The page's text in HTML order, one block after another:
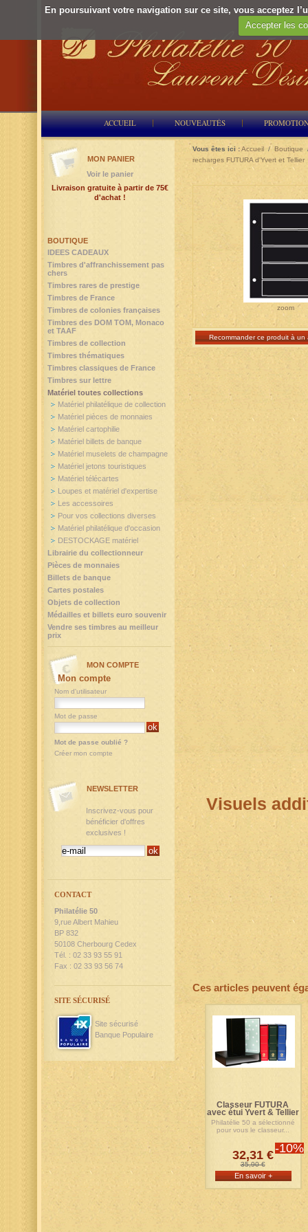
En poursuivant votre navigation sur ce site, vous acceptez
Accepter les
ACCUEIL NOUVEAUTÉS
Vous êtes ici :Accueil / Boutique
recharges FUTURA d'Yvert et Tellier
zoom
Recommander ce produit à un
Visuels
Ces articles peuvent
Classeur FUTURA
avec étui Yvert & Tellier
Philatélie 50 a sélectionné
pour vous le classeur...
32,31 €-10%
35,90 €
En savoir +
BOUTIQUE
IDEES CADEAUX
Timbres d'affranchissement pas
chers
Timbres rares de prestige
Timbres de France
Timbres de colonies françaises
Timbres des DOM TOM, Monaco
et TAAF
Timbres de collection
Timbres thématiques
Timbres classiques de France
Timbres sur lettre
Matériel toutes collections
Matériel philatélique de collection
Matériel pièces de monnaies
Matériel cartophilie
Matériel billets de banque
Matériel muselets de champagne
Matériel jetons touristiques
Matériel télécartes
Loupes et matériel d'expertise
Les accessoires
Pour vos collections diverses
Matériel philatélique d'occasion
DESTOCKAGE matériel
Librairie du collectionneur
Pièces de monnaies
Billets de banque
Cartes postales
Objets de collection
Médailles et billets euro souvenir
Vendre ses timbres au meilleur
prix
MON PANIER
Voir le panier
Livraison gratuite à partir de 75€
d'achat !
MON COMPTE
Mon compte
Nom d'utilisateur
Mot de passe
Mot de passe oublié ?
Créer mon compte
NEWSLETTER
Inscrivez-vous pour
bénéficier d'offres
exclusives !
CONTACT
Philatélie 50
9,rue Albert Mahieu
BP 832
50108 Cherbourg Cedex
Tél. : 02 33 93 55 91
Fax : 02 33 93 56 74
SITE SÉCURISÉ
Site sécurisé
Banque Populaire